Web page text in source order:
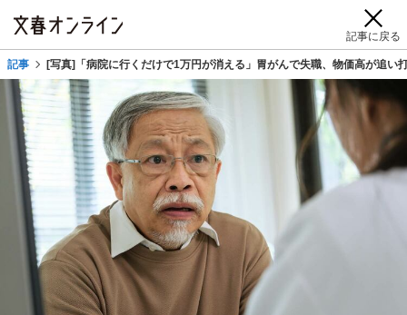
記事に戻る
記事 [写真]「病院に行くだけで1万円が消える」胃がんで失職、物価高が追